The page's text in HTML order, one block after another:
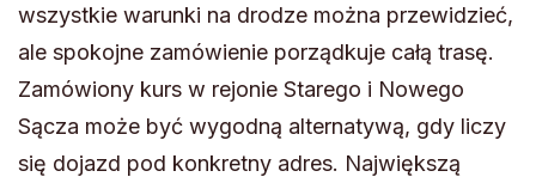
wszystkie warunki na drodze można przewidzieć,
ale spokojne zamówienie porządkuje całą trasę.
Zamówiony kurs w rejonie Starego i Nowego
Sącza może być wygodną alternatywą, gdy liczy
się dojazd pod konkretny adres. Największą